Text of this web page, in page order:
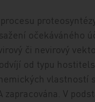
očekáváného
či nevirový
od typu
vlastností
zapracována. V